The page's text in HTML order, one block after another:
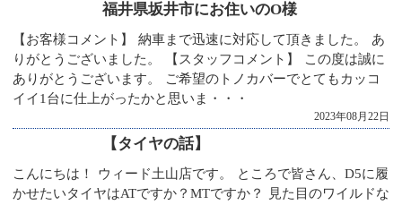
福井県坂井市にお住いのO様
【お客様コメント】 納車まで迅速に対応して頂きました。 あ
りがとうございました。 【スタッフコメント】 この度は誠に
ありがとうございます。 ご希望のトノカバーでとてもカッコ
イイ1台に仕上がったかと思いま・・・
2023年08月22日
【タイヤの話】
こんにちは！ ウィード土山店です。 ところで皆さん、D5に履
かせたいタイヤはATですか？MTですか？ 見た目のワイルドな